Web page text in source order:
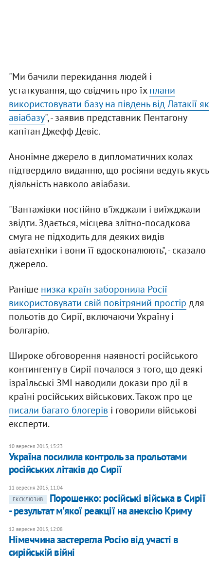
"Ми бачили перекидання людей і
устаткування, що свідчить про їхплани
використовувати базу на південь від Латакії як
авіабазу", - заявив представник Пентагону
капітан Джефф Девіс.
Анонімне джерело в дипломатичних колах
підтвердило виданню, що росіяни ведуть якусь
діяльність навколо авіабази.
"Вантажівки постійно в'їжджали і виїжджали
звідти. Здається, місцева злітно-посадкова
смуга не підходить для деяких видів
авіатехніки і вони її вдосконалюють", - сказало
джерело.
Раніше низка країн заборонила Росії
використовувати свій повітряний простір для
польотів до Сирії, включаючи Україну і
Болгарію.
Широке обговорення наявності російського
контингенту в Сирії почалося з того, що деякі
ізраїльські ЗМІ наводили докази про дії в
країні російських військових. Також про це
писали багато блогерів і говорили військові
експерти.
10 вересня 2015, 15:23
Україна посилила контроль за прольотами
російських літаків до Сирії
11 вересня 2015, 11:04
ЕКСКЛЮЗИВ
Порошенко: російські війська в Сирії
- результат м'якої реакції на анексію Криму
12 вересня 2015, 12:08
Німеччина застерегла Росію від участі в
сирійській війні